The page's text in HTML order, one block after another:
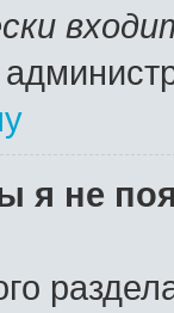
я не